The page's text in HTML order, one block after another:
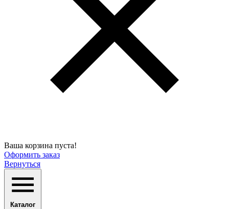
Ваша корзина пуста!
Оформить заказ
Вернуться
Каталог